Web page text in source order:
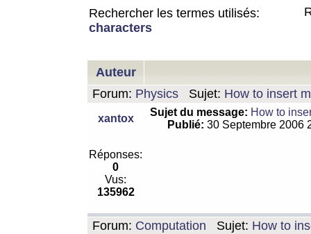
Rechercher les termes utilisés:
characters
Auteur
Forum: Physics Sujet: How to insert
xantox
Sujet du message: How to
Publié: 30 Septembre 2006
Réponses:
0
Vus:
135962
Forum: Computation Sujet: How to